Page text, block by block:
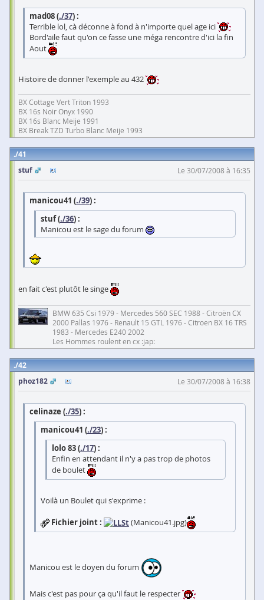
mad08 (./37) :
Terrible lol, cà déconne à fond à n'importe quel age ici
Bord'aile faut qu'on ce fasse une méga rencontre d'ici la fin
Aout
Histoire de donner l'exemple au 432
BX Cottage Vert Triton 1993
BX 16s Noir Onyx 1990
BX 16s Blanc Meije 1991
BX Break TZD Turbo Blanc Meije 1993
41
stuf
Le 30/07/2008 à 16:35
manicou41 (./39) :
stuf (./36) :
Manicou est le sage du forum
en fait c'est plutôt le singe
BMW 635 Csi 1979 - Mercedes 560 SEC 1988 - Citroën CX
2000 Pallas 1976 - Renault 15 GTL 1976 - Citroen BX 16 TRS
1983 - Mercedes E240 2002
Les Hommes roulent en cx :jap:
42
phoz182
Le 30/07/2008 à 16:38
celinaze (./35) :
manicou41 (./23) :
lolo 83 (./17) :
Enfin en attendant il n'y a pas trop de photos
de boulet
Voilà un Boulet qui s'exprime :
Fichier joint : (Manicou41.jpg)
Manicou est le doyen du forum
Mais c'est pas pour ça qu'il faut le respecter